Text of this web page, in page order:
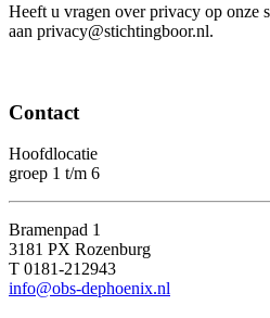
Heeft u vragen over privacy op onze
aan privacy@stichtingboor.nl.
Contact
Hoofdlocatie
groep 1 t/m 6
Bramenpad 1
3181 PX Rozenburg
T 0181-212943
info@obs-dephoenix.nl